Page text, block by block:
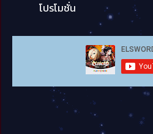
โปรโมชั่น